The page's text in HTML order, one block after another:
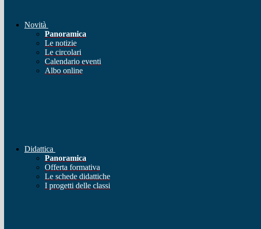
Novità
Panoramica
Le notizie
Le circolari
Calendario eventi
Albo online
Didattica
Panoramica
Offerta formativa
Le schede didattiche
I progetti delle classi